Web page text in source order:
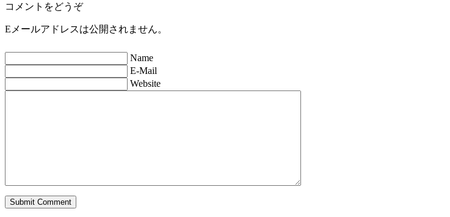
コメントをどうぞ
Eメールアドレスは公開されません。
Name
E-Mail
Website